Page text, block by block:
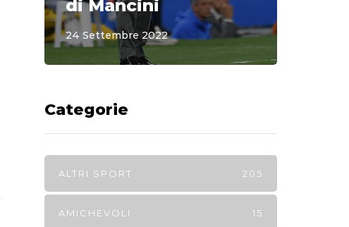
di Mancini
24 Settembre 2022
Categorie
ALTRI SPORT 205
AMICHEVOLI 15